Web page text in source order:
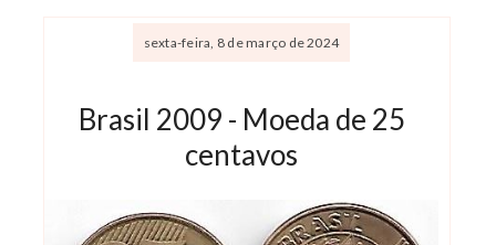
sexta-feira, 8 de março de 2024
Brasil 2009 - Moeda de 25
centavos